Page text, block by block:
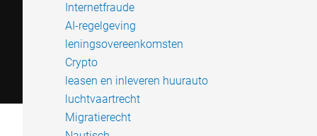
Internetfraude
AI-regelgeving
leningsovereenkomsten
Crypto
leasen en inleveren huurauto
luchtvaartrecht
Migratierecht